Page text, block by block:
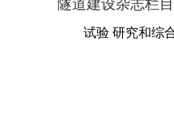
隧道建设杂志栏
试验 研究和综